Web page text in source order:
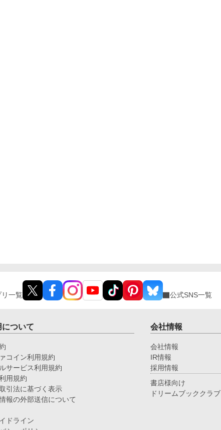
リ一覧 公式SNS一覧
について
コイン利用規約
サービス利用規約
用規約
引法に基づく表示
報の外部送信について
ドライン
会社情報
会社情報
IR情報
採用情報
書店様向け
ドリームブッククラブ